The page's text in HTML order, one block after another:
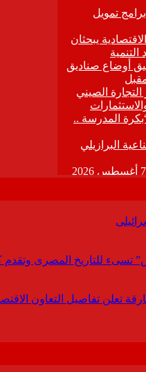
للتاريخ المصرى وتقدم
تعلن تفاصيل التعاون